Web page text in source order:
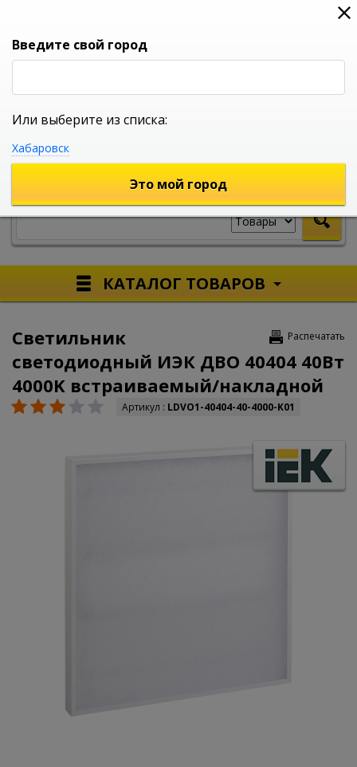
0
УНИВЕРСАЛЬНЫЙ ИНТЕРНЕТ МАГАЗИН
КАТАЛОГ ТОВАРОВ
Распечатать
Светильник
светодиодный ИЭК ДВО 40404 40Вт
4000K встраиваемый/накладной
Артикул : LDVO1-40404-40-4000-K01
Введите свой город
Или выберите из списка:
Хабаровск
Это мой город